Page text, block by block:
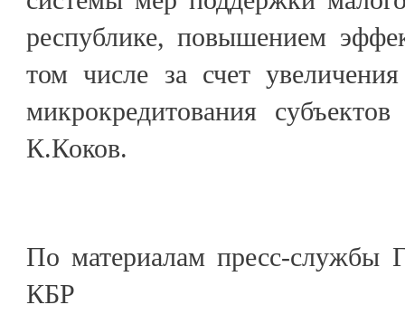
республике, повышением
том числе за счет
микрокредитования
К.Коков.
По материалам пресс-службы
КБР